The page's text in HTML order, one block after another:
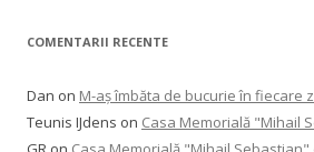
COMENTARII RECENTE
Dan on M-aș îmbăta de bucurie în fiecare
Teunis IJdens on Casa Memorială "Mihail